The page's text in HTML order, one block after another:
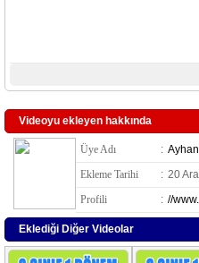
Videoyu ekleyen hakkında
Üye Adı :
Ekleme Tarihi
: 20
Profili
: //
Eklediği Diğer Videolar